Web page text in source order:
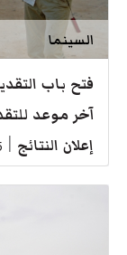
السينما
فتح باب
آخر موعد
إعلان النتائج